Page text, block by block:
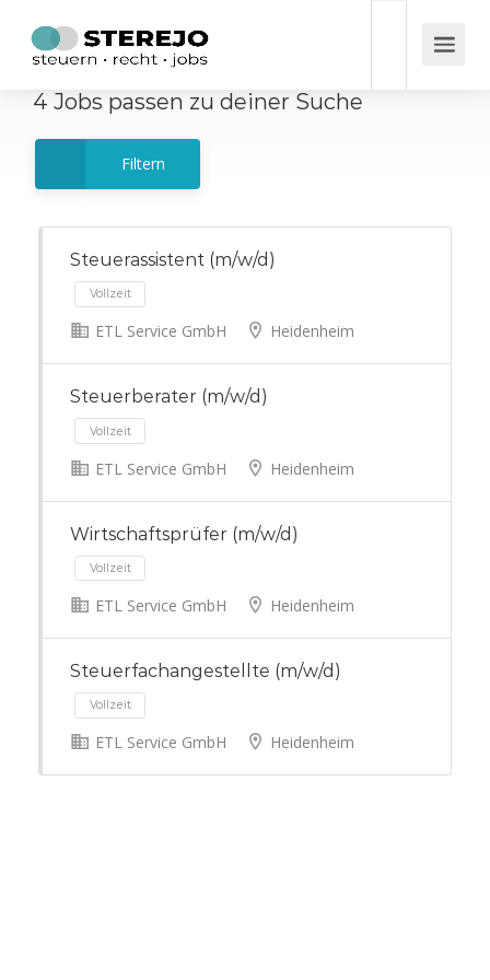
4 Jobs passen zu deiner Suche
Filtern
Steuerassistent (m/w/d)
ETL Service GmbH Heidenheim
Steuerberater (m/w/d)
Vollzeit
ETL Service GmbH Heidenheim
Wirtschaftsprüfer (m/w/d)
Vollzeit
ETL Service GmbH Heidenheim
Steuerfachangestellte (m/w/d)
ETL Service GmbH Heidenheim